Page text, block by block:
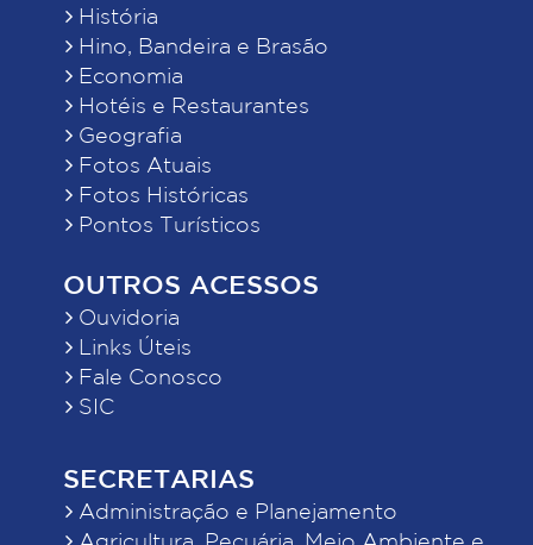
História
Hino, Bandeira e Brasão
Economia
Hotéis e Restaurantes
Geografia
Fotos Atuais
Fotos Históricas
Pontos Turísticos
OUTROS ACESSOS
Ouvidoria
Links Úteis
Fale Conosco
SIC
SECRETARIAS
Administração e Planejamento